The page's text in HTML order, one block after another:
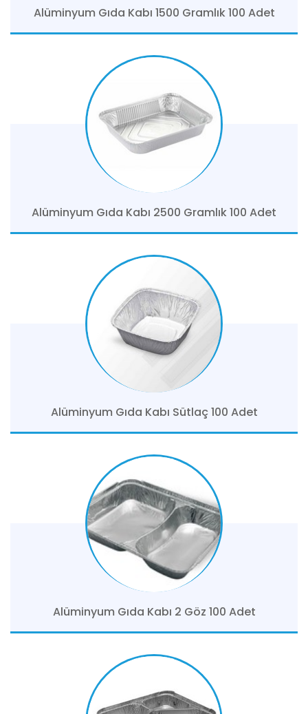
Alüminyum Gıda Kabı 1500 Gramlık 100 Adet
Alüminyum Gıda Kabı 2500 Gramlık 100 Adet
Alüminyum Gıda Kabı Sütlaç 100 Adet
Alüminyum Gıda Kabı 2 Göz 100 Adet